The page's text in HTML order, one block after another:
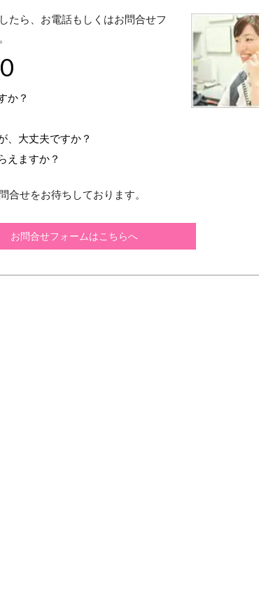
たら、お電話もしくはお問合せフ
か？
、大丈夫ですか？
えますか？
合せをお待ちしております。
お問合せフォームはこちらへ